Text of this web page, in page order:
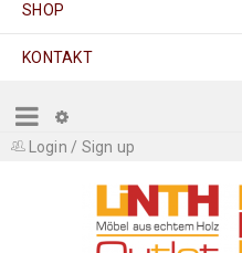
SHOP
KONTAKT
Login / Sign up